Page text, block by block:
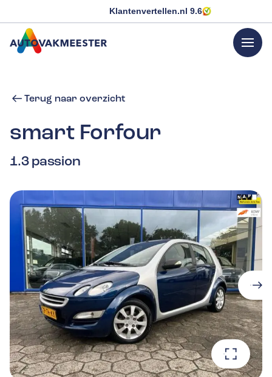
Klantenvertellen.nl 9.6
menu
Terug naar overzicht
smart Forfour
1.3 passion